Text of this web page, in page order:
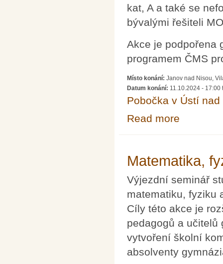
kat, A a také se
bývalými řešiteli
Akce je podpořena
programem ČMS
Místo konání: Janov nad Nisou,
Datum konání: 11.10.2024 - 17:00
Pobočka v Ústí nad
Read more
Matematika,
Výjezdní seminář
matematiku, fyziku
Cíly této akce je
pedagogů a učitelů
vytvoření školní
absolventy